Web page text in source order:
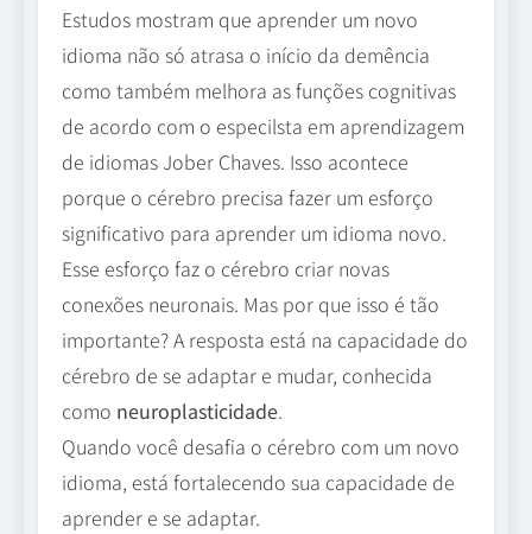
Estudos mostram que aprender um novo
idioma não só atrasa o início da demência
como também melhora as funções cognitivas
de acordo com o especilsta em aprendizagem
de idiomas Jober Chaves. Isso acontece
porque o cérebro precisa fazer um esforço
significativo para aprender um idioma novo.
Esse esforço faz o cérebro criar novas
conexões neuronais. Mas por que isso é tão
importante? A resposta está na capacidade do
cérebro de se adaptar e mudar, conhecida
como neuroplasticidade.
Quando você desafia o cérebro com um novo
idioma, está fortalecendo sua capacidade de
aprender e se adaptar.